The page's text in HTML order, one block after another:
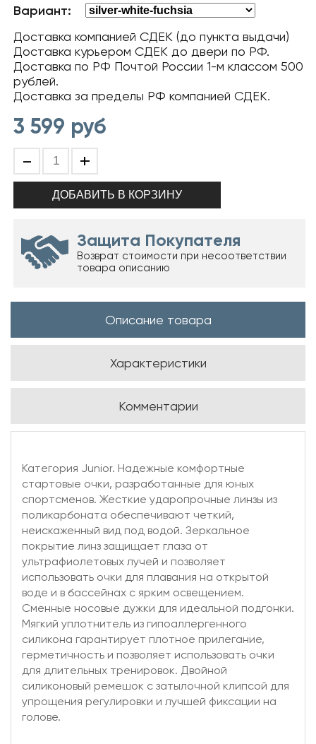
Вариант:
Доставка компанией СДЕК (до пункта выдачи)
Доставка курьером СДЕК до двери по РФ.
Доставка по РФ Почтой России 1-м классом 500
рублей.
Доставка за пределы РФ компанией СДЕК.
3 599 руб
- +
Защита Покупателя
Возврат стоимости при несоответствии
товара описанию
Описание товара
Характеристики
Комментарии
Категория Junior. Надежные комфортные
стартовые очки, разработанные для юных
спортсменов. Жесткие ударопрочные линзы из
поликарбоната обеспечивают четкий,
неискаженный вид под водой. Зеркальное
покрытие линз защищает глаза от
ультрафиолетовых лучей и позволяет
использовать очки для плавания на открытой
воде и в бассейнах с ярким освещением.
Сменные носовые дужки для идеальной подгонки.
Мягкий уплотнитель из гипоаллергенного
силикона гарантирует плотное прилегание,
герметичность и позволяет использовать очки
для длительных тренировок. Двойной
силиконовый ремешок с затылочной клипсой для
упрощения регулировки и лучшей фиксации на
голове.